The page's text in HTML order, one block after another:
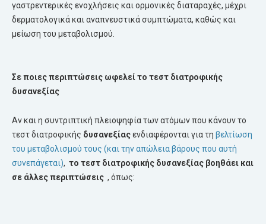
γαστρεντερικές ενοχλήσεις και ορμονικές διαταραχές, μέχρι
δερματολογικά και αναπνευστικά συμπτώματα, καθώς και
μείωση του μεταβολισμού.
Σε ποιες περιπτώσεις ωφελεί το τεστ διατροφικής
δυσανεξίας
Αν και η συντριπτική πλειοψηφία των ατόμων που κάνουν το
τεστ διατροφικής δυσανεξίαςενδιαφέρονται για τη βελτίωση
του μεταβολισμού τους (και την απώλεια βάρους που αυτή
συνεπάγεται), το τεστ διατροφικής δυσανεξίας βοηθάει και
σε άλλες περιπτώσεις , όπως: